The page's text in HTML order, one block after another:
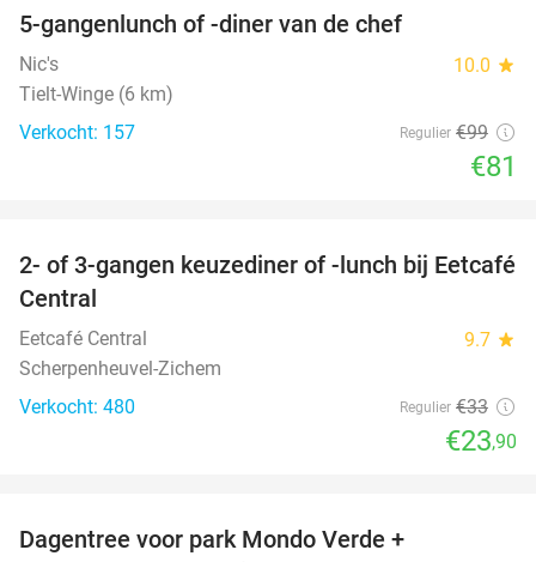
5-gangenlunch of -diner van de chef
Nic's 10.0 star
Tielt-Winge (6 km)
Verkocht: 157
Regulier €99
€81
28%
2- of 3-gangen keuzediner of -lunch bij Eetcafé
Central
Eetcafé Central 9.7 star
Scherpenheuvel-Zichem
Verkocht: 480
Regulier €33
€23,90
Dagentree voor park Mondo Verde +